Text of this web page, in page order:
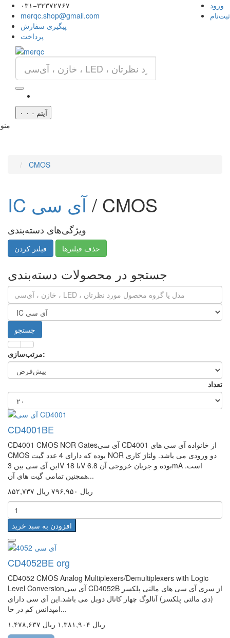
۰۳۱−۳۲۳۷۲۷۶۷
merqc.shop@gmail.com
پیگیری سفارش
پرداخت
ورود
ثبت‌نام
۰ آیتم - ۰
منو
CMOS
IC آی سی/ CMOS
ویژگی‌های دسته‌بندی
حذف فیلترها
جستجو در محصولات دسته‌بندی
مرتب‌سازی:
تعداد
CD4001BE
CD4001 CMOS NOR Gatesآی سی CD4001 از خانواده آی سی های
CMOS بوده که دارای 4 عدد گیت NOR دو ورودی می باشد. ولتاژ کاری
این آی سی بین 3V تا 18V بوده و جریان خروجی آن 6.8mA است.
همچنین تمامی گیت های آن...
۸۵۲,۷۳۷ ریال ۷۹۶,۹۵۰ ریال
افزودن به سبد خرید
CD4052BE org
CD4052 CMOS Analog Multiplexers/Demultiplexers with Logic
Level Conversionآی سی CD4052B از سری آی سی های مالتی پلکسر
(دی مالتی پلکسر) آنالوگ چهار کانال دوبل می باشد.این آی سی دارای
امپدانس کم در حا...
۱,۴۷۸,۶۳۷ ریال ۱,۳۸۱,۹۰۴ ریال